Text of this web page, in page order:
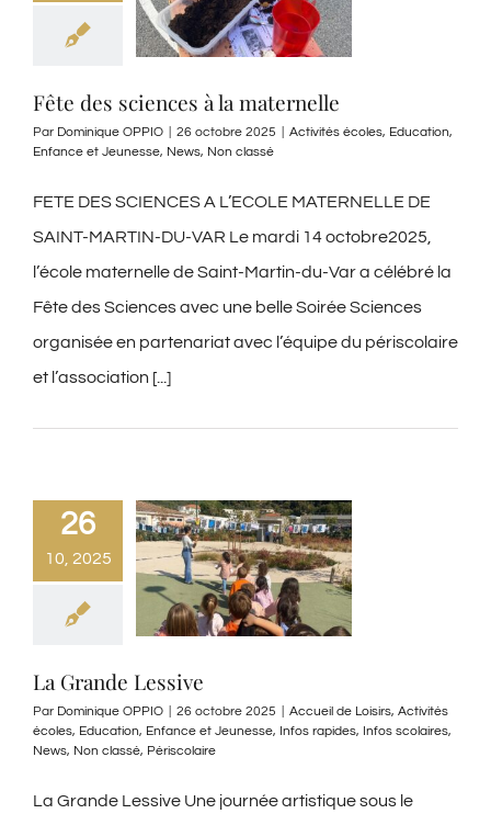
Fête des sciences à la maternelle
Par Dominique OPPIO 26 octobre 2025 Activités écoles, Education,
Enfance et Jeunesse, News, Non classé
FETE DES SCIENCES A L’ECOLE MATERNELLE DE
SAINT-MARTIN-DU-VAR Le mardi 14 octobre2025,
l’école maternelle de Saint-Martin-du-Var a célébré la
Fête des Sciences avec une belle Soirée Sciences
organisée en partenariat avec l’équipe du périscolaire
et l’association [...]
26
10, 2025
La Grande Lessive
Par Dominique OPPIO 26 octobre 2025 Accueil de Loisirs, Activités
écoles, Education, Enfance et Jeunesse, Infos rapides, Infos scolaires,
News, Non classé, Périscolaire
La Grande Lessive Une journée artistique sous le